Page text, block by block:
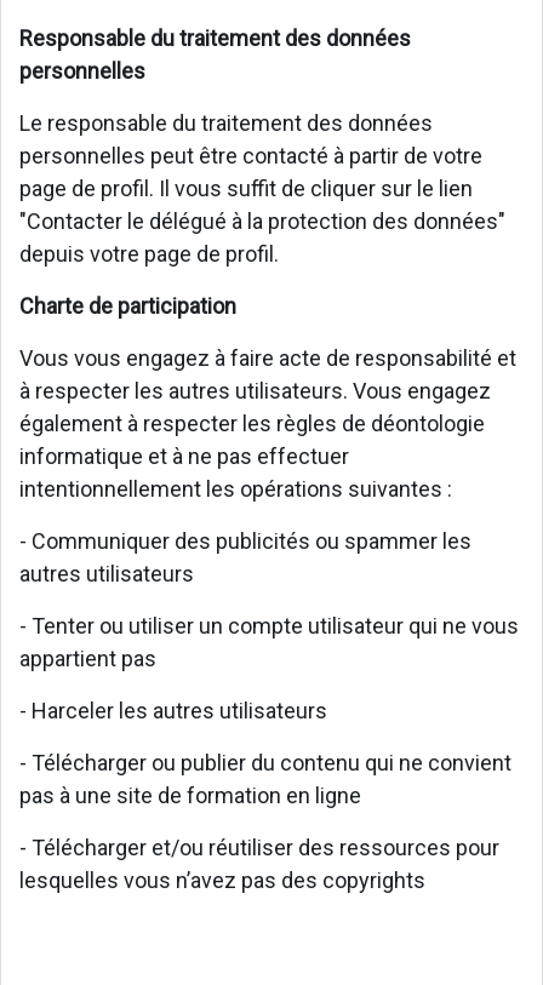
Responsable du traitement des données
personnelles
Le responsable du traitement des données
personnelles peut être contacté à partir de votre
page de profil. Il vous suffit de cliquer sur le lien
"Contacter le délégué à la protection des données"
depuis votre page de profil.
Charte de participation
Vous vous engagez à faire acte de responsabilité et
à respecter les autres utilisateurs. Vous engagez
également à respecter les règles de déontologie
informatique et à ne pas effectuer
intentionnellement les opérations suivantes :
- Communiquer des publicités ou spammer les
autres utilisateurs
- Tenter ou utiliser un compte utilisateur qui ne vous
appartient pas
- Harceler les autres utilisateurs
- Télécharger ou publier du contenu qui ne convient
pas à une site de formation en ligne
- Télécharger et/ou réutiliser des ressources pour
lesquelles vous n’avez pas des copyrights